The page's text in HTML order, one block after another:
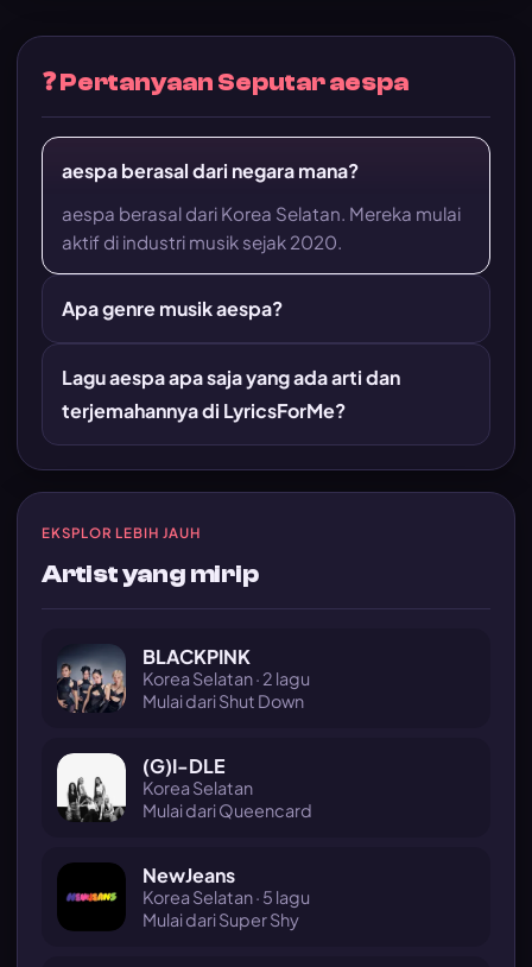
❓ Pertanyaan Seputar aespa
aespa berasal dari negara mana?
aespa berasal dari Korea Selatan. Mereka mulai
aktif di industri musik sejak 2020.
Apa genre musik aespa?
Lagu aespa apa saja yang ada arti dan
terjemahannya di LyricsForMe?
EKSPLOR LEBIH JAUH
Artist yang mirip
BLACKPINK
Korea Selatan · 2 lagu
Mulai dari Shut Down
(G)I-DLE
Korea Selatan
Mulai dari Queencard
NewJeans
Korea Selatan · 5 lagu
Mulai dari Super Shy